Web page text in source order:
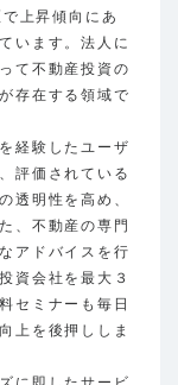
上昇傾向にあ
います。法人に
て不動産投資の
存在する領域で
経験したユーザ
評価されている
透明性を高め、
、不動産の専門
アドバイスを行
資会社を最大３
セミナーも毎日
上を後押ししま